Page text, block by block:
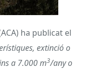
ha publicat el
extinció o
a 7.000 m3/any o